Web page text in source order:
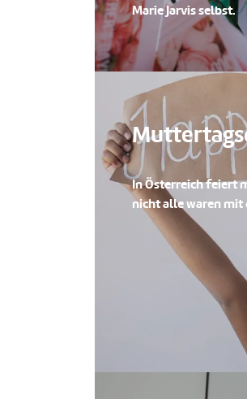
Marie Jarvis selbst.
In Österreich feiert
nicht alle waren mit